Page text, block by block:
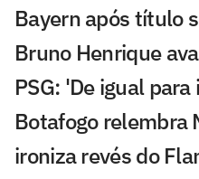
Bayern após título
Bruno Henrique
PSG: 'De igual
Botafogo relembra
ironiza revés do